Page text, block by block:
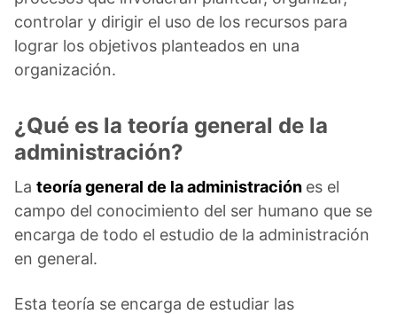
controlar y dirigir el uso de los recursos para
lograr los objetivos planteados en una
organización.
¿Qué es la teoría general de la
administración?
La teoría general de la administración es el
campo del conocimiento del ser humano que se
encarga de todo el estudio de la administración
en general.
Esta teoría se encarga de estudiar las